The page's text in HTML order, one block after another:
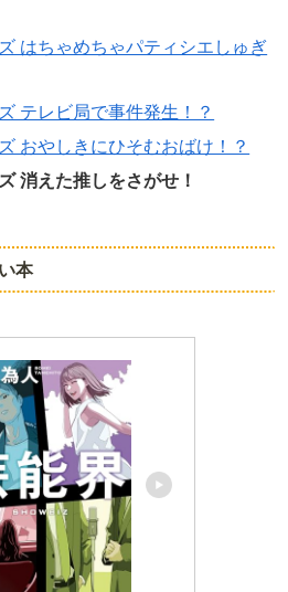
はちゃめちゃパティシエしゅぎ
テレビ局で事件発生！？
おやしきにひそむおばけ！？
消えた推しをさがせ！
本